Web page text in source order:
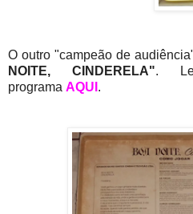
O outro "campeão de
NOITE, CINDERELA".
programa AQUI .